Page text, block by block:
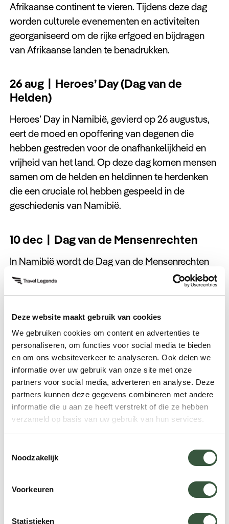
Deze website maakt gebruik van cookies
We gebruiken cookies om content en advertenties te
personaliseren, om functies voor social media te bieden
en om ons websiteverkeer te analyseren. Ook delen we
informatie over uw gebruik van onze site met onze
partners voor social media, adverteren en analyse. Deze
partners kunnen deze gegevens combineren met andere
informatie die u aan ze heeft verstrekt of die ze hebben
verzameld op basis van uw gebruik van hun services.
Noodzakelijk
Voorkeuren
Statistieken
Afrikaanse continent te vieren. Tijdens deze dag
worden culturele evenementen en activiteiten
georganiseerd om de rijke erfgoed en bijdragen
van Afrikaanse landen te benadrukken.
26 aug | Heroes’ Day (Dag van de
Helden)
Heroes’ Day in Namibië, gevierd op 26 augustus,
eert de moed en opoffering van degenen die
hebben gestreden voor de onafhankelijkheid en
vrijheid van het land. Op deze dag komen mensen
samen om de helden en heldinnen te herdenken
die een cruciale rol hebben gespeeld in de
geschiedenis van Namibië.
10 dec | Dag van de Mensenrechten
In Namibië wordt de Dag van de Mensenrechten
op 10 december gevierd, ter herdenking van de
Universele Verklaring van de Rechten van de
creëren rondom mensenrechtenkwesties en om
solidariteit te tonen met slachtoffers van
schendingen van de mensenrechten.
25 & 26 dec | Kerst
Kerst in Namibië wordt gevierd met een mix van
religieuze tradities en lokale gebruiken. Families
komen samen voor feestelijke maaltijden en
cadeau-uitwisselingen, terwijl kerken druk bezocht
worden voor speciale diensten en vieringen